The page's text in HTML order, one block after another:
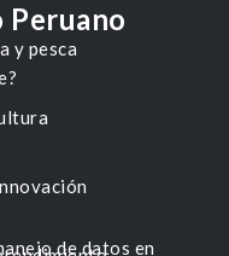
y pesca
Peruano
de datos en